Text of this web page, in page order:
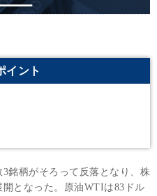
イント
銘柄がそろって反落となり、株
となった。原油WTIは83ドル